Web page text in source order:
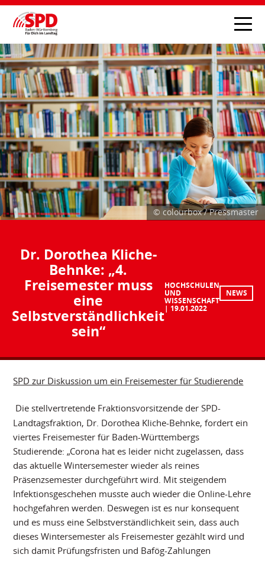
© colourbox / Pressmaster
Dr. Dorothea Kliche-
Behnke: „4.
Freisemester muss
eine
Selbstverständlichkeit
sein“
HOCHSCHULEN
UND
WISSENSCHAFT
19.01.2022
NEWS
SPD zur Diskussion um ein Freisemester für Studierende
Die stellvertretende Fraktionsvorsitzende der SPD-
Landtagsfraktion, Dr. Dorothea Kliche-Behnke, fordert ein
viertes Freisemester für Baden-Württembergs
Studierende: „Corona hat es leider nicht zugelassen, dass
das aktuelle Wintersemester wieder als reines
Präsenzsemester durchgeführt wird. Mit steigendem
Infektionsgeschehen musste auch wieder die Online-Lehre
hochgefahren werden. Deswegen ist es nur konsequent
und es muss eine Selbstverständlichkeit sein, dass auch
dieses Wintersemester als Freisemester gezählt wird und
sich damit Prüfungsfristen und Bafög-Zahlungen